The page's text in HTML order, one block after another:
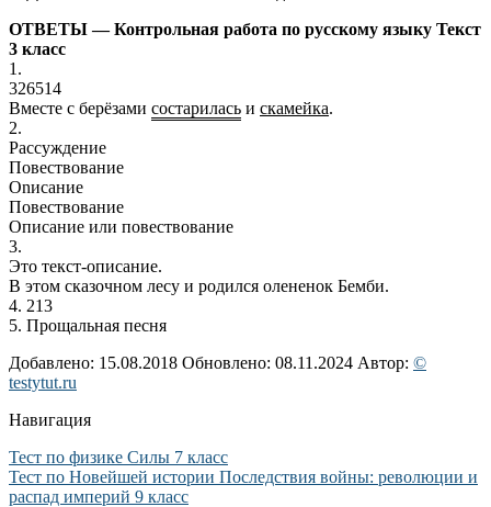
ОТВЕТЫ — Контрольная работа по русскому языку Текст
3 класс
1.
326514
Вместе с берёзами состарилась и скамейка.
2.
Рассуждение
Повествование
Оnисание
Повествование
Описание или повествование
3.
Это текст-описание.
В этом сказочном лесу и родился олененок Бемби.
4. 213
5. Прощальная песня
Добавлено: 15.08.2018 Обновлено: 08.11.2024 Автор: ©
testytut.ru
Навигация
Тест по физике Силы 7 класс
Тест по Новейшей истории Последствия войны: революции и
распад империй 9 класс